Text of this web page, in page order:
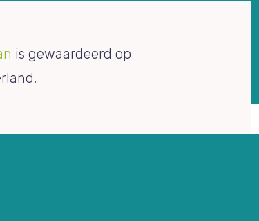
is gewaardeerd op